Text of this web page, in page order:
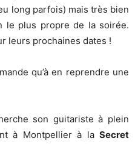
long parfois) mais très bien
le plus propre de la soirée.
leurs prochaines dates !
qu’à en reprendre une
son guitariste à plein
à Montpellier à la Secret